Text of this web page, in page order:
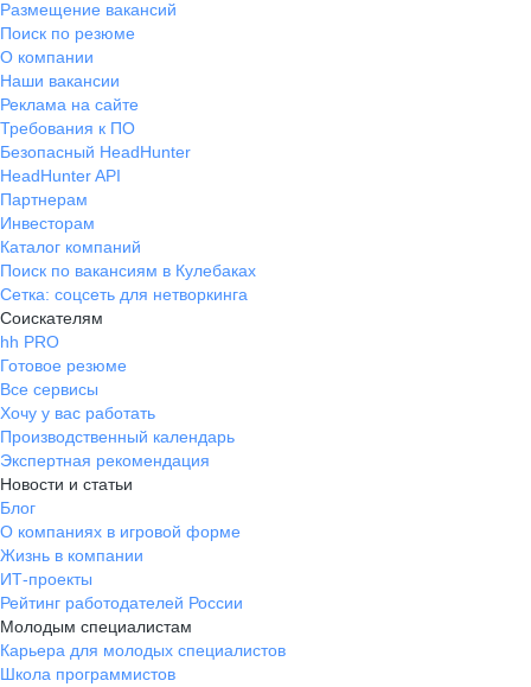
Размещение вакансий
Поиск по резюме
О компании
Наши вакансии
Реклама на сайте
Требования к ПО
Безопасный HeadHunter
HeadHunter API
Партнерам
Инвесторам
Каталог компаний
Поиск по вакансиям в Кулебаках
Сетка: соцсеть для нетворкинга
Соискателям
hh PRO
Готовое резюме
Все сервисы
Хочу у вас работать
Производственный календарь
Экспертная рекомендация
Новости и статьи
Блог
О компаниях в игровой форме
Жизнь в компании
ИТ-проекты
Рейтинг работодателей России
Молодым специалистам
Карьера для молодых специалистов
Школа программистов